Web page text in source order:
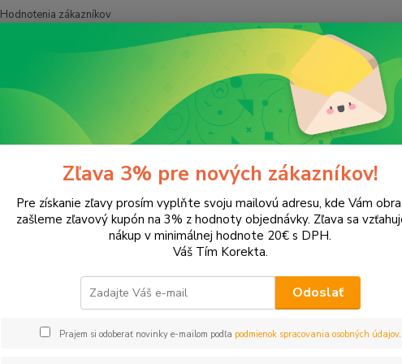
Hodnotenia zákazníkov
Tonery a náplne do tlačiarní Canon iP2200
iP2200
Upresniť parametre
EUR Od
Zľava 3% pre nových zákazníkov!
Pre získanie zľavy prosím vyplňte svoju mailovú adresu, kde Vám
zašleme zľavový kupón na 3% z hodnoty objednávky. Zľava sa
nákup v minimálnej hodnote 20€ s DPH.
Váš Tím Korekta.
Odoslať
Prajem si odoberať novinky e-mailom podľa podmienok spracovania osobných údajov.